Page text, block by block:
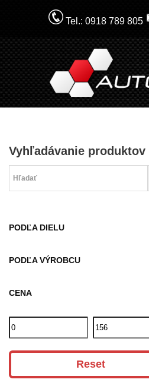
na
obsah
Tel.: 0918 789 805
Vyhľadávanie produktov
PODĽA DIELU
PODĽA VÝROBCU
CENA
Reset